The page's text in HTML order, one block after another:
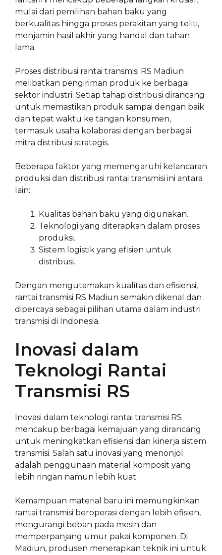
mulai dari pemilihan bahan baku yang
berkualitas hingga proses perakitan yang teliti,
menjamin hasil akhir yang handal dan tahan
lama.
Proses distribusi rantai transmisi RS Madiun
melibatkan pengiriman produk ke berbagai
sektor industri. Setiap tahap distribusi dirancang
untuk memastikan produk sampai dengan baik
dan tepat waktu ke tangan konsumen,
termasuk usaha kolaborasi dengan berbagai
mitra distribusi strategis.
Beberapa faktor yang memengaruhi kelancaran
produksi dan distribusi rantai transmisi ini antara
lain:
Kualitas bahan baku yang digunakan.
Teknologi yang diterapkan dalam proses
produksi.
Sistem logistik yang efisien untuk
distribusi.
Dengan mengutamakan kualitas dan efisiensi,
rantai transmisi RS Madiun semakin dikenal dan
dipercaya sebagai pilihan utama dalam industri
transmisi di Indonesia.
Inovasi dalam
Teknologi Rantai
Transmisi RS
Inovasi dalam teknologi rantai transmisi RS
mencakup berbagai kemajuan yang dirancang
untuk meningkatkan efisiensi dan kinerja sistem
transmisi. Salah satu inovasi yang menonjol
adalah penggunaan material komposit yang
lebih ringan namun lebih kuat.
Kemampuan material baru ini memungkinkan
rantai transmisi beroperasi dengan lebih efisien,
mengurangi beban pada mesin dan
memperpanjang umur pakai komponen. Di
Madiun, produsen menerapkan teknik ini untuk